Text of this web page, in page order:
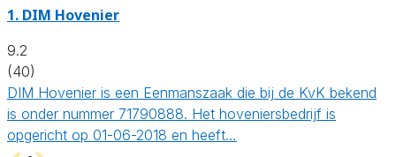
1. DIM Hovenier
9.2
(40)
DIM Hovenier is een Eenmanszaak die bij de KvK bekend
is onder nummer 71790888. Het hoveniersbedrijf is
opgericht op 01-06-2018 en heeft…